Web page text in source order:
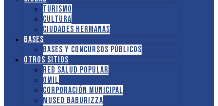
Turismo
Cultura
Ciudades hermanas
Bases
Bases y Concursos Públicos
Otros sitios
Red Salud Popular
OMIL
Corporación Municipal
Museo Baburizza